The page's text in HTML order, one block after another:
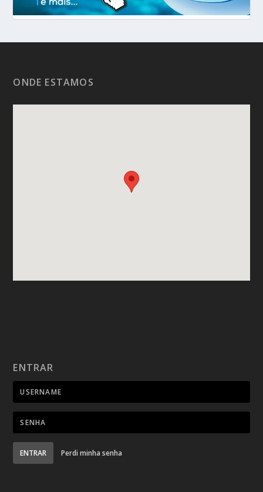
ONDE ESTAMOS
ENTRAR
ENTRAR Perdi minha senha